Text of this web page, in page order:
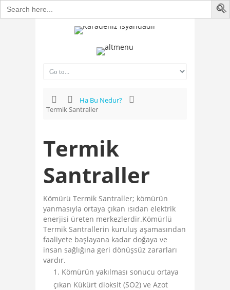
Search
for:
Ha Bu Nedur?
Termik Santraller
Termik
Santraller
Kömürü Termik Santraller; kömürün
yanmasıyla ortaya çıkan ısıdan elektrik
enerjisi üreten merkezlerdir.Kömürlü
Termik Santrallerin kuruluş aşamasından
faaliyete başlayana kadar doğaya ve
insan sağlığına geri dönüşsüz zararları
vardır.
Kömürün yakılması sonucu ortaya
çıkan Kükürt dioksit (SO2) ve Azot